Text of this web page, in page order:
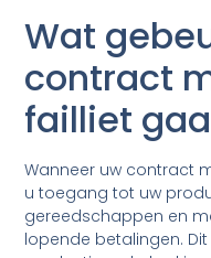
Wat
contract
failliet
Wanneer uw contract
u toegang tot uw
gereedschappen en
lopende betalingen.